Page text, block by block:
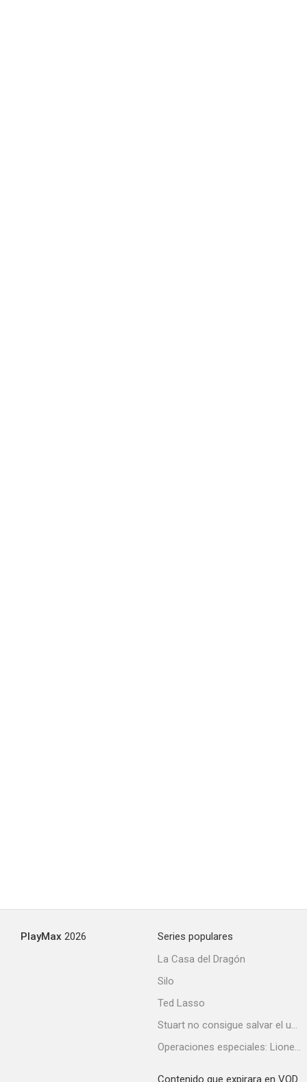
PlayMax 2026
Series populares
La Casa del Dragón
Silo
Ted Lasso
Stuart no consigue salvar el universo
Operaciones especiales: Lioness
Contenido que expirara en VOD